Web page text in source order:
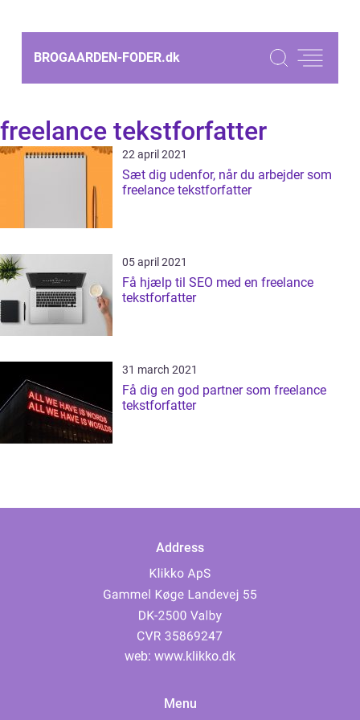
BROGAARDEN-FODER.dk
freelance tekstforfatter
22 april 2021
Sæt dig udenfor, når du arbejder som
freelance tekstforfatter
05 april 2021
Få hjælp til SEO med en freelance
tekstforfatter
31 march 2021
Få dig en god partner som freelance
tekstforfatter
Address
web: www.klikko.dk
Menu